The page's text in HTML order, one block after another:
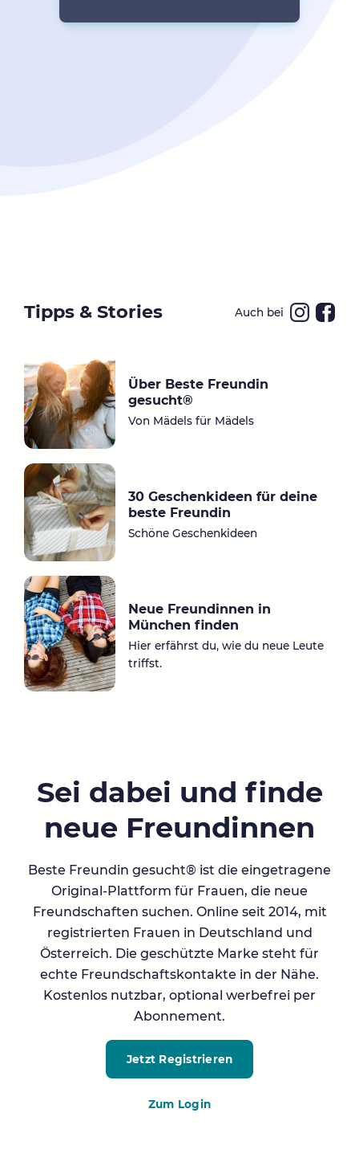
Tipps & Stories Auch bei
Über Beste Freundin
gesucht®
Von Mädels für Mädels
30 Geschenkideen für deine
beste Freundin
Schöne Geschenkideen
Neue Freundinnen in
München finden
Hier erfährst du, wie du neue Leute
triffst.
Sei dabei und finde
neue Freundinnen
Beste Freundin gesucht® ist die eingetragene
Original-Plattform für Frauen, die neue
Freundschaften suchen. Online seit 2014, mit
registrierten Frauen in Deutschland und
Österreich. Die geschützte Marke steht für
echte Freundschaftskontakte in der Nähe.
Kostenlos nutzbar, optional werbefrei per
Abonnement.
Jetzt Registrieren
Zum Login